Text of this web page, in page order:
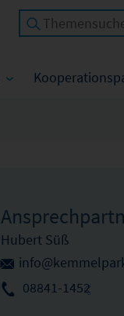
Hubert Süß
08841-1452